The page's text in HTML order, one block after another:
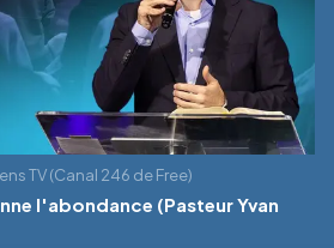
TV (Canal 246 de Free)
l'abondance (Pasteur Yvan